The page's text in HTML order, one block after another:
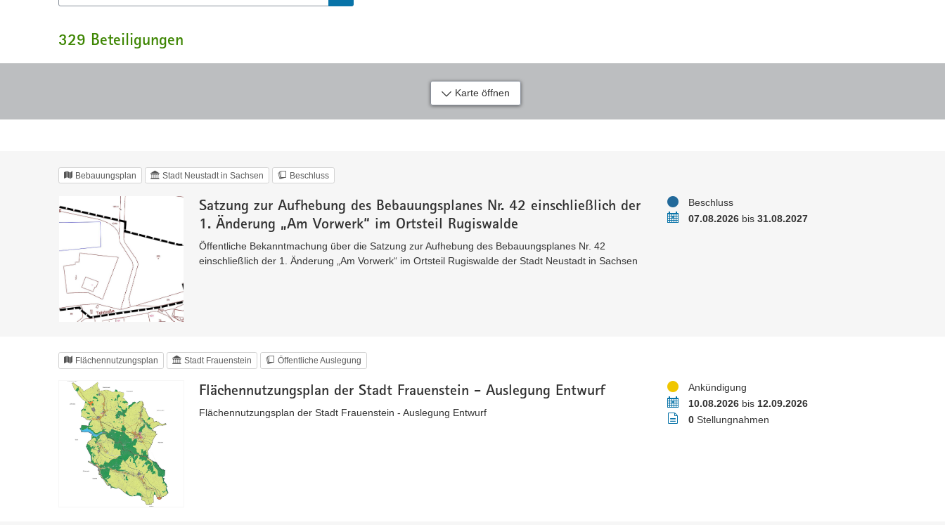
329 Beteiligungen
Karte öffnen
Bebauungsplan Stadt Neustadt in Sachsen Beschluss
Satzung zur Aufhebung des Bebauungsplanes Nr. 42 einschließlich der
1. Änderung „Am Vorwerk“ im Ortsteil Rugiswalde
Öffentliche Bekanntmachung über die Satzung zur Aufhebung des Bebauungsplanes Nr. 42
einschließlich der 1. Änderung „Am Vorwerk“ im Ortsteil Rugiswalde der Stadt Neustadt in Sachsen
StatusBeschluss
Zeitraum07.08.2026 bis31.08.2027
Flächennutzungsplan Stadt Frauenstein Öffentliche Auslegung
Flächennutzungsplan der Stadt Frauenstein - Auslegung Entwurf
Flächennutzungsplan der Stadt Frauenstein - Auslegung Entwurf
StatusAnkündigung
Zeitraum10.08.2026 bis 12.09.2026
Stellungnahmen
0 Stellungnahmen